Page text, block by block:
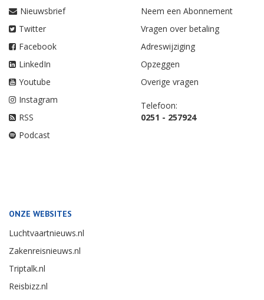
Nieuwsbrief
Twitter
Facebook
LinkedIn
Youtube
Instagram
RSS
Podcast
Neem een Abonnement
Vragen over betaling
Adreswijziging
Opzeggen
Overige vragen
Telefoon:
0251 - 257924
ONZE WEBSITES
Luchtvaartnieuws.nl
Zakenreisnieuws.nl
Triptalk.nl
Reisbizz.nl